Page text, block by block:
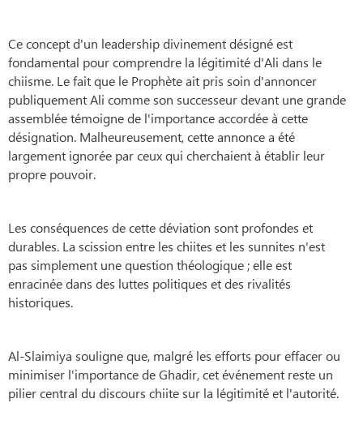
Ce concept d'un leadership divinement désigné est
fondamental pour comprendre la légitimité d'Ali dans le
chiisme. Le fait que le Prophète ait pris soin d'annoncer
publiquement Ali comme son successeur devant une grande
assemblée témoigne de l'importance accordée à cette
désignation. Malheureusement, cette annonce a été
largement ignorée par ceux qui cherchaient à établir leur
propre pouvoir.
Les conséquences de cette déviation sont profondes et
durables. La scission entre les chiites et les sunnites n'est
pas simplement une question théologique ; elle est
enracinée dans des luttes politiques et des rivalités
historiques.
Al-Slaimiya souligne que, malgré les efforts pour effacer ou
minimiser l'importance de Ghadir, cet événement reste un
pilier central du discours chiite sur la légitimité et l'autorité.